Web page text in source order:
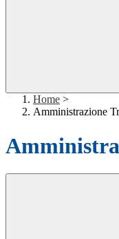
Home >
Amministrazione